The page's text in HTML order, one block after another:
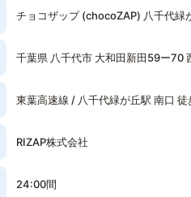
チョコザップ (chocoZAP) 八千代緑
千葉県 八千代市 大和田新田59ー70
東葉高速線 / 八千代緑が丘駅 南口 徒
RIZAP株式会社
24:00間